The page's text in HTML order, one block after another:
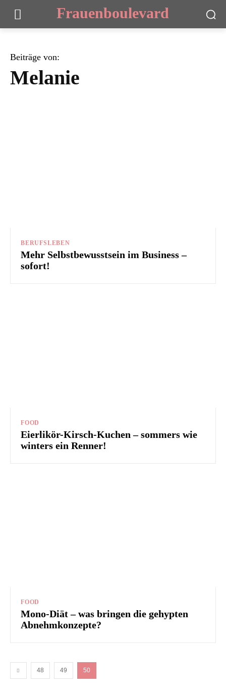
Frauenboulevard
Beiträge von:
Melanie
BERUFSLEBEN
Mehr Selbstbewusstsein im Business –
sofort!
FOOD
Eierlikör-Kirsch-Kuchen – sommers wie
winters ein Renner!
FOOD
Mono-Diät – was bringen die gehypten
Abnehmkonzepte?
48 49 50